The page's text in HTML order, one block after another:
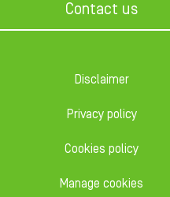
Contact us
Disclaimer
Privacy policy
Cookies policy
Manage cookies